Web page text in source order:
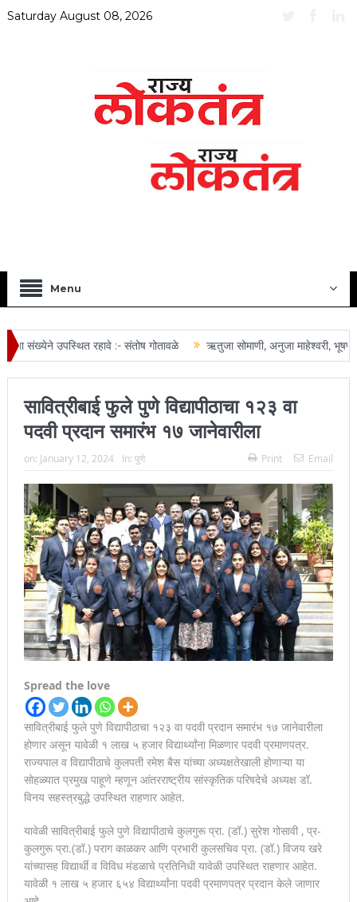
Saturday August 08, 2026
Menu
संख्येने उपस्थित रहावे :- संतोष गोतावळे ऋतुजा सोमाणी, अनुजा माहेश्वरी, भूषण
जिल्हा प्रमुख न्यायाधीश महेंद्र के महाजन
सावित्रीबाई फुले पुणे विद्यापीठाचा १२३ वा
पदवी प्रदान समारंभ १७ जानेवारीला
on: January 12, 2024 In: पुणे Print Email
Spread the love
सावित्रीबाई फुले पुणे विद्यापीठाचा १२३ वा पदवी प्रदान समारंभ १७ जानेवारीला
होणार असून यावेळी १ लाख ५ हजार विद्यार्थ्यांना मिळणार पदवी प्रमाणपत्र.
राज्यपाल व विद्यापीठाचे कुलपती रमेश बैस यांच्या अध्यक्षतेखाली होणाऱ्या या
सोहळ्यात प्रमुख पाहूणे म्हणून आंतरराष्ट्रीय सांस्कृतिक परिषदेचे अध्यक्ष डॉ.
विनय सहस्त्रबुद्धे उपस्थित राहणार आहेत.
यावेळी सावित्रीबाई फुले पुणे विद्यापीठाचे कुलगुरू प्रा. (डॉ.) सुरेश गोसावी , प्र-
कुलगुरू प्रा.(डॉ.) पराग काळकर आणि प्रभारी कुलसचिव प्रा. (डॉ.) विजय खरे
यांच्यासह विद्यार्थी व विविध मंडळाचे प्रतिनिधी यावेळी उपस्थित राहणार आहेत.
यावेळी १ लाख ५ हजार ६५४ विद्यार्थ्यांना पदवी प्रमाणपत्र प्रदान केले जाणार